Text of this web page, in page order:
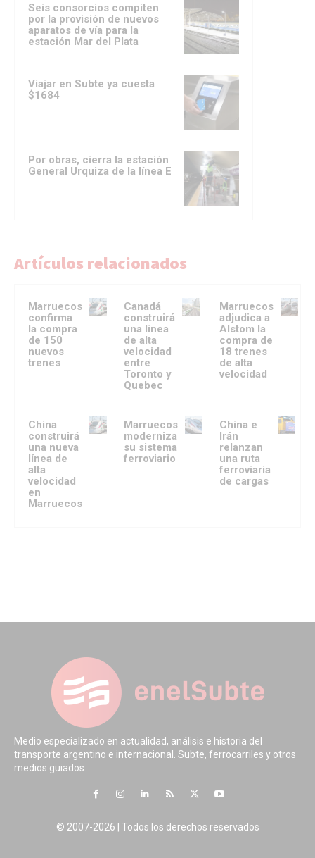
Seis consorcios compiten
por la provisión de nuevos
aparatos de vía para la
estación Mar del Plata
Viajar en Subte ya cuesta
$1684
Por obras, cierra la estación
General Urquiza de la línea E
Artículos relacionados
Marruecos
confirma
la compra
de 150
nuevos
trenes
Canadá
construirá
una línea
de alta
velocidad
entre
Toronto y
Quebec
Marruecos
adjudica a
Alstom la
compra de
18 trenes
de alta
velocidad
China
construirá
una nueva
línea de
alta
velocidad
en
Marruecos
Marruecos
moderniza
su sistema
ferroviario
China e
Irán
relanzan
una ruta
ferroviaria
de cargas
Medio especializado en actualidad, análisis e historia del
transporte argentino e internacional. Subte, ferrocarriles y otros
medios guiados.
© 2007-2026 | Todos los derechos reservados